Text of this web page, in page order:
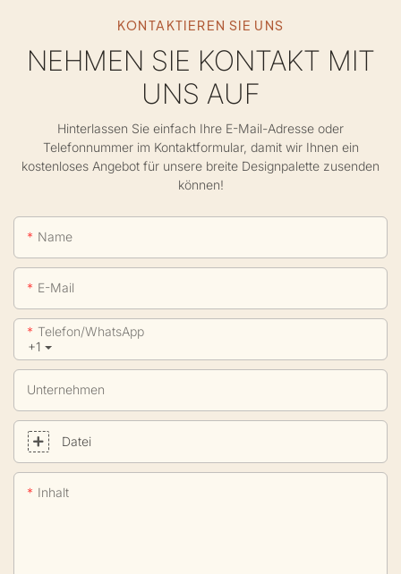
KONTAKTIEREN SIE UNS
NEHMEN SIE KONTAKT MIT
UNS AUF
Hinterlassen Sie einfach Ihre E-Mail-Adresse oder
Telefonnummer im Kontaktformular, damit wir Ihnen ein
kostenloses Angebot für unsere breite Designpalette zusenden
können!
Name
E-Mail
+1
Telefon/WhatsApp
Unternehmen
Datei
Inhalt